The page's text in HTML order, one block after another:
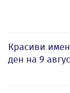
Красиви
ден на 9